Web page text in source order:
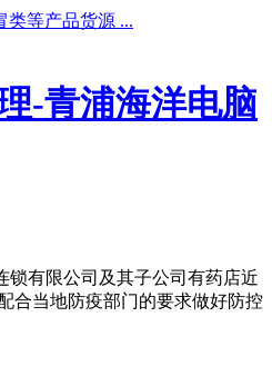
类等产品货源 ...
-青浦海洋电脑
有限公司及其子公司有药店近
合当地防疫部门的要求做好防控